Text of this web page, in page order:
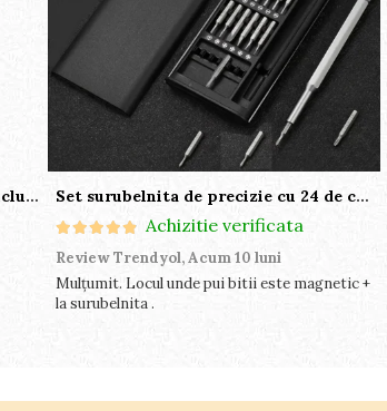
Perdea de dus cu 12 inele plastic incluse, 200x180 cm, alba Set surubelnita de precizie cu 24 de capete, cutie glisanta
Achizitie verificata
Review Trendyol,Acum 10 luni
Mulțumit. Locul unde pui bitii este magnetic +
la surubelnita .